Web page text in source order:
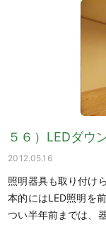
５６）LEDダウ
2012.05.16
照明器具も取り付け
本的にはLED照明を
つい半年前までは、